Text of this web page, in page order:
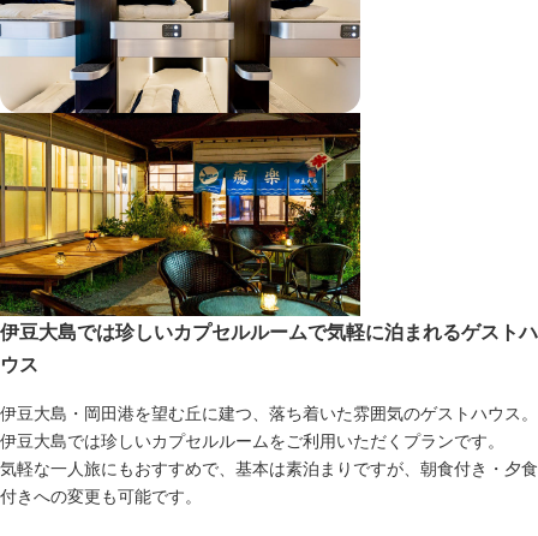
伊豆大島では珍しいカプセルルームで気軽に泊まれるゲストハ
ウス
伊豆大島・岡田港を望む丘に建つ、落ち着いた雰囲気のゲストハウス。
伊豆大島では珍しいカプセルルームをご利用いただくプランです。
気軽な一人旅にもおすすめで、基本は素泊まりですが、朝食付き・夕食
付きへの変更も可能です。